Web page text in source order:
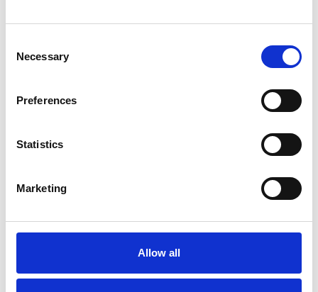
Selection
Necessary
Preferences
Statistics
Marketing
Allow all
Alle vragen en opmerkingen kunt u via onderstaand